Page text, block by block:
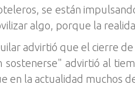
se están
algo, porque la
advirtió que el cierre
sostenerse" advirtió al
en la actualidad muchos